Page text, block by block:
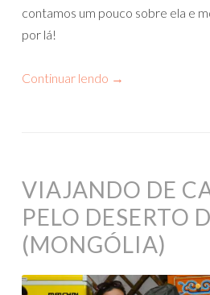
contamos um pouco sobre ela e
por lá!
Continuar lendo →
VIAJANDO DE
PELO DESERTO
(MONGÓLIA)